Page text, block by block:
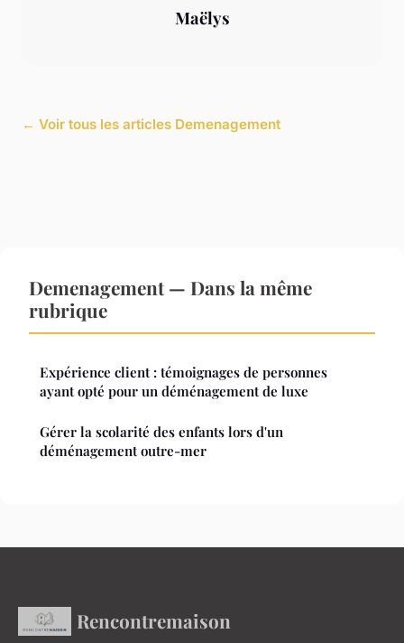
Maëlys
← Voir tous les articles Demenagement
Demenagement — Dans la même
rubrique
Expérience client : témoignages de personnes
ayant opté pour un déménagement de luxe
Gérer la scolarité des enfants lors d'un
déménagement outre-mer
Rencontremaison